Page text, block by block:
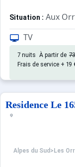
Situation : Aux
Appartement de
TV
7 nuits À partir de
Frais de service + 19
Residence Le
Alpes du Sud > Les